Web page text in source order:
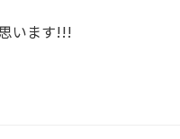
います!!!